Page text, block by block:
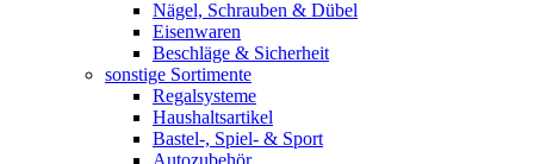
Nägel, Schrauben & Dübel
Eisenwaren
Beschläge & Sicherheit
sonstige Sortimente
Regalsysteme
Haushaltsartikel
Bastel-, Spiel- & Sport
Autozubehör